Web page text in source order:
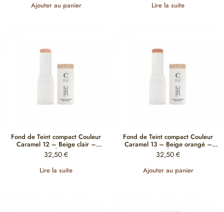
Ajouter au panier Lire la suite
Fond de Teint compact Couleur
Caramel 12 – Beige clair –
HAUTE DÉFINITION
32,50 €
Lire la suite
Fond de Teint compact Couleur
Caramel 13 – Beige orangé –
HAUTE DÉFINITION
32,50 €
Ajouter au panier